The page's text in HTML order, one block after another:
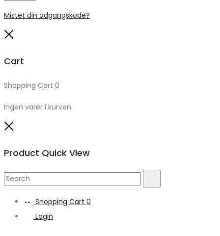
Mistet din adgangskode?
Cart
Shopping Cart 0
Ingen varer i kurven.
Product Quick View
Search
Shopping Cart 0
Login